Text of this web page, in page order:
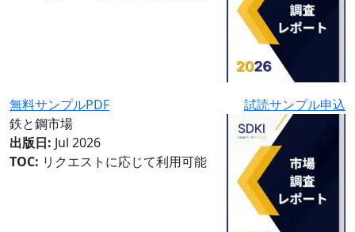
無料サンプルPDF
試読サンプル申込
鉄と鋼市場
出版日: Jul 2026
TOC: リクエストに応じて利用可能